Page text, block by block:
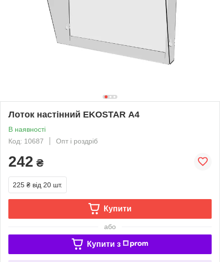
Лоток настінний EKOSTAR А4
В наявності
Код: 10687
Опт і роздріб
242 ₴
225 ₴ від 20 шт.
Купити
або
Купити з